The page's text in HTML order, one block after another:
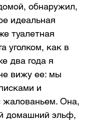
обнаружил,
идеальная
туалетная
уголком, как в
два года я
вижу ее: мы
и
жалованьем. Она,
домашний эльф,